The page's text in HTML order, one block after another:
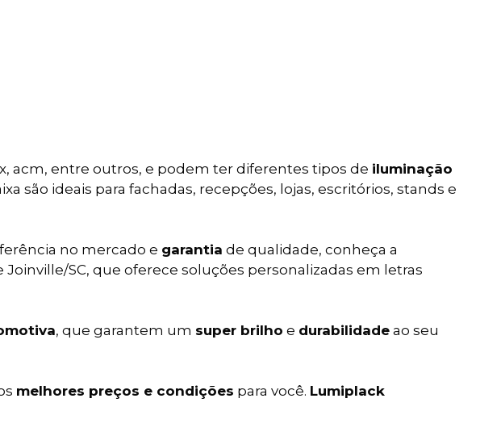
acm, entre outros, e podem ter diferentes tipos de iluminação
são ideais para fachadas, recepções, lojas, escritórios, stands e
no mercado e garantia de qualidade, conheça a
SC, que oferece soluções personalizadas em letras
, que garantem um super brilho e durabilidade ao seu
melhores preços e condições para você. Lumiplack